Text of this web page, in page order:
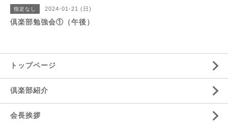
指定なし 2024-01-21 (日)
倶楽部勉強会①（午後）
トップページ
倶楽部紹介
会長挨拶